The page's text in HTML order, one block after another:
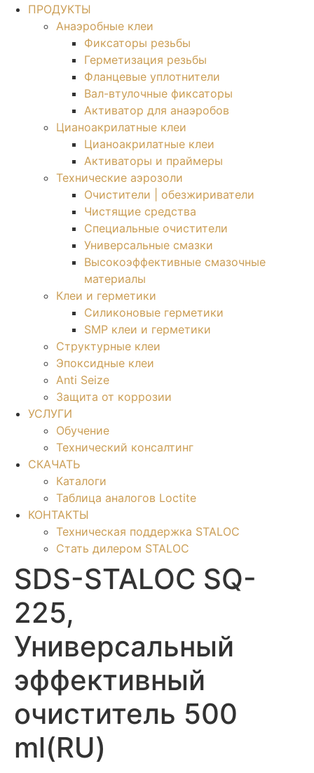
ПРОДУКТЫ
Анаэробные клеи
Фиксаторы резьбы
Герметизация резьбы
Фланцевые уплотнители
Вал-втулочные фиксаторы
Активатор для анаэробов
Цианоакрилатные клеи
Цианоакрилатные клеи
Активаторы и праймеры
Технические аэрозоли
Очистители | обезжириватели
Чистящие средства​
Специальные очистители
Универсальные смазки
Высокоэффективные смазочные
материалы
Клеи и герметики
Силиконовые герметики
SMP клеи и герметики
Структурные клеи
Эпоксидные клеи
Anti Seize
Защита от коррозии
УСЛУГИ
Обучение
Технический консалтинг
СКАЧАТЬ
Каталоги
Таблица аналогов Loctite
КОНТАКТЫ
Техническая поддержка STALOC
Стать дилером STALOC
SDS-STALOC SQ-
225,
Универсальный
эффективный
очиститель 500
ml(RU)